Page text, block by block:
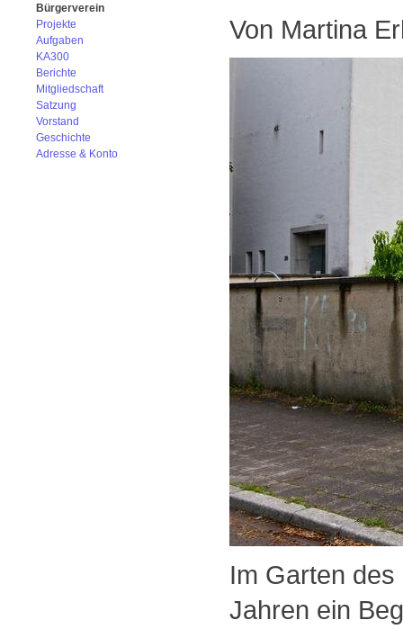
Bürgerverein
Projekte
Aufgaben
KA300
Berichte
Mitgliedschaft
Satzung
Vorstand
Geschichte
Adresse & Konto
Von Martina
Im Garten
Jahren ein